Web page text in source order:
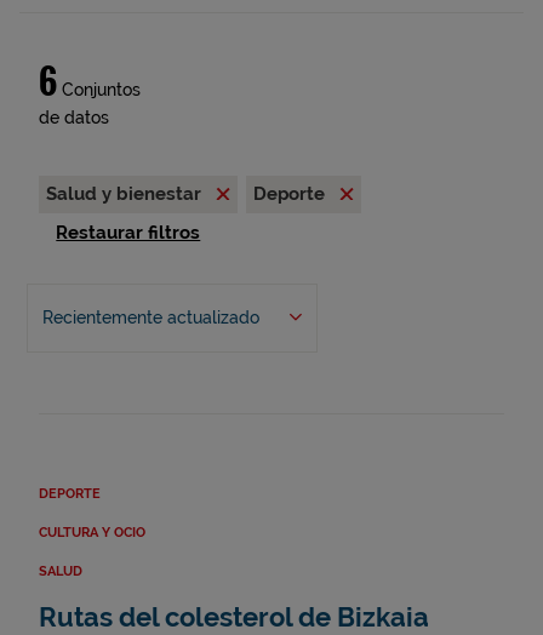
6 Conjuntos
de datos
Salud y bienestar
Deporte
Restaurar filtros
Recientemente actualizado
DEPORTE
CULTURA Y OCIO
SALUD
Rutas del colesterol de Bizkaia